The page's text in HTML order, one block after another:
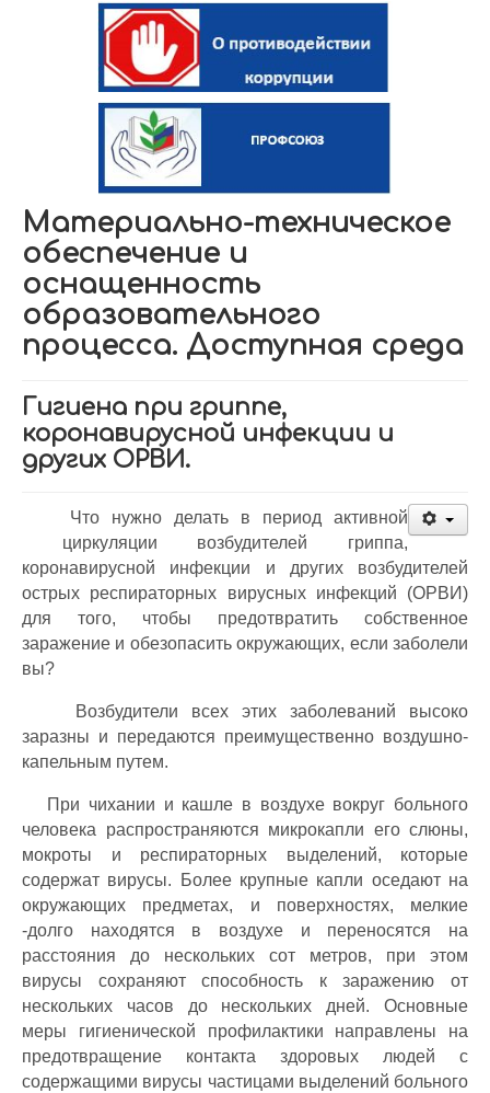
Материально-техническое
обеспечение и
оснащенность
образовательного
процесса. Доступная среда
Гигиена при гриппе,
коронавирусной инфекции и
других ОРВИ.
Что нужно делать в период активной
циркуляции возбудителей гриппа,
коронавирусной инфекции и других возбудителей
острых респираторных вирусных инфекций (ОРВИ)
для того, чтобы предотвратить собственное
заражение и обезопасить окружающих, если заболели
вы?
Возбудители всех этих заболеваний высоко
заразны и передаются преимущественно воздушно-
капельным путем.
При чихании и кашле в воздухе вокруг больного
человека распространяются микрокапли его слюны,
мокроты и респираторных выделений, которые
содержат вирусы. Более крупные капли оседают на
окружающих предметах, и поверхностях, мелкие
-долго находятся в воздухе и переносятся на
расстояния до нескольких сот метров, при этом
вирусы сохраняют способность к заражению от
нескольких часов до нескольких дней. Основные
меры гигиенической профилактики направлены на
предотвращение контакта здоровых людей с
содержащими вирусы частицами выделений больного